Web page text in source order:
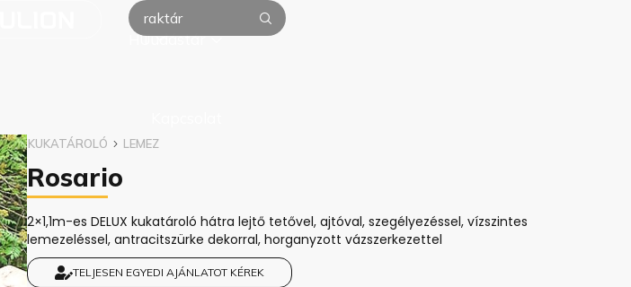
Tudástár
HU
raktár
KUKATÁROLÓ LEMEZ
Rosario
2×1,1m-es DELUX kukatároló hátra lejtő tetővel, ajtóval, szegélyezéssel, vízszintes
lemezeléssel, antracitszürke dekorral, horganyzott vázszerkezettel
TELJESEN EGYEDI AJÁNLATOT KÉREK